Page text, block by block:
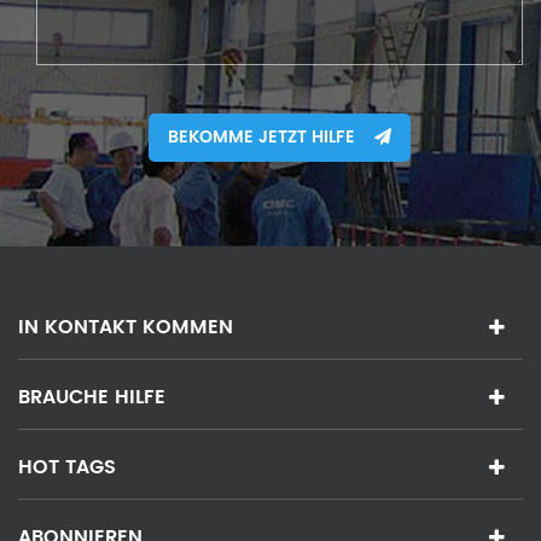
BEKOMME JETZT HILFE
IN KONTAKT KOMMEN
BRAUCHE HILFE
HOT TAGS